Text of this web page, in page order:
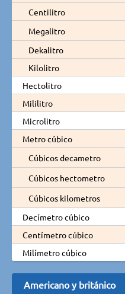
Centilitro
Megalitro
Dekalitro
Kilolitro
Hectolitro
Mililitro
Microlitro
Metro cúbico
Cúbicos decametro
Cúbicos hectometro
Cúbicos kilometros
Decímetro cúbico
Centímetro cúbico
Milímetro cúbico
Americano y británico